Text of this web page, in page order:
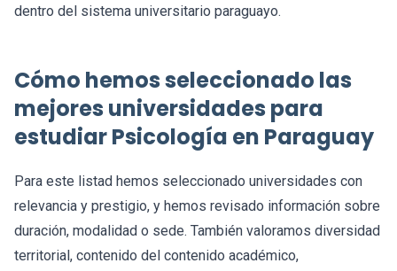
dentro del sistema universitario paraguayo.
Cómo hemos seleccionado las
mejores universidades para
estudiar Psicología en Paraguay
Para este listad hemos seleccionado universidades con
relevancia y prestigio, y hemos revisado información sobre
duración, modalidad o sede. También valoramos diversidad
territorial, contenido del contenido académico,